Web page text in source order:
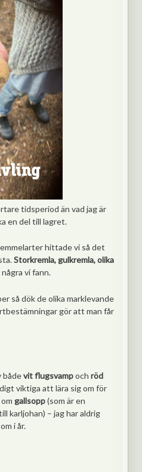
tidsperiod än vad jag är
en del till lagret.
hittade vi så det
Storkremla, gulkremla, olika
några vi fann.
så dök de olika marklevande
gör att man får
bådevit flugsvampochröd
viktiga att lära sig om för
omgallsopp(som är en
karljohan) – jag har aldrig
i år.